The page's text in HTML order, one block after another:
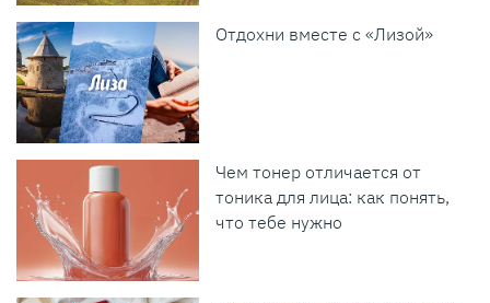
Отдохни вместе с «Лизой»
Чем тонер отличается от
тоника для лица: как понять,
что тебе нужно